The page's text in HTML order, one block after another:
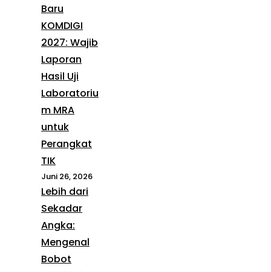
Baru
KOMDIGI
2027: Wajib
Laporan
Hasil Uji
Laboratoriu
m MRA
untuk
Perangkat
TIK
Juni 26, 2026
Lebih dari
Sekadar
Angka:
Mengenal
Bobot